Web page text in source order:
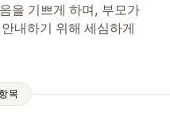
을 기쁘게 하며, 부모가
내하기 위해 세심하게
목